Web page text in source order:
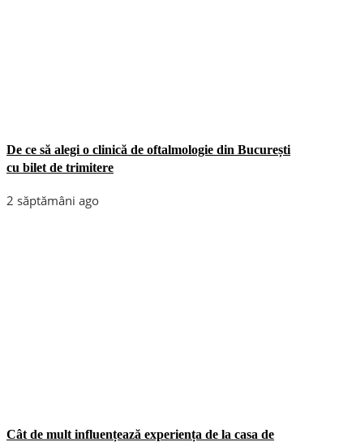
De ce să alegi o clinică de oftalmologie din București
cu bilet de trimitere
2 săptămâni ago
Cât de mult influențează experiența de la casa de